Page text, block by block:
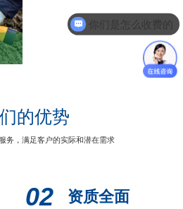
了解更
多
的优势
务，满足客户的实际和潜在需求
02 资质全面
你们是怎么收费的